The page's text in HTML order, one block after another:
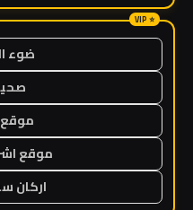
ضوء
موقع
موقع
اركان